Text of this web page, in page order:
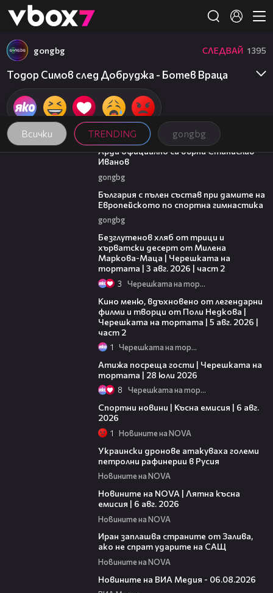
👾
Всички TRENDING gongbg
gongbg СЛЕДВАЙ 1395
Тодор Симов след Добруджа - Ботев Враца
00:19
Арда официално си върна Станислав
Иванов
gongbg
България с пълен състав при дамите на
Европейското по спортна гимнастика
gongbg
Безглутенов хляб от трици и
хърватски десерт от Милена
Маркова-Маца | Черешката на
тортата | 3 авг. 2026 | част 2
3 Черешката на тортата
Кино меню, вдъхновено от легендарни
филми и творци от Поли Недкова |
Черешката на тортата | 5 авг. 2026 |
част 2
1 Черешката на тортата
Атижа посреща гости | Черешката на
тортата | 28 юли 2026
8 Черешката на тортата
Спортни новини | Късна емисия | 6 авг.
2026
1 Новините на NOVA
Украински дронове атакуваха големи
петролни рафинерии в Русия
Новините на NOVA
Новините на NOVA | Лятна късна
емисия | 6 авг. 2026
Новините на NOVA
Иран заплашва страните от Залива,
ако не спрат ударите на САЩ
Новините на NOVA
Новините на ВИА Медия - 06.08.2026